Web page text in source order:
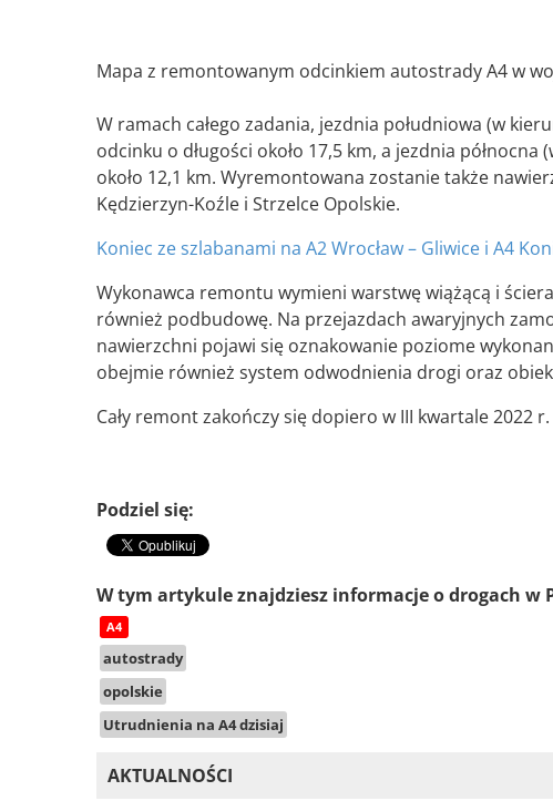
Mapa z remontowanym odcinkiem autostrady A4 w
W ramach całego zadania, jezdnia południowa (w
odcinku o długości około 17,5 km, a jezdnia
około 12,1 km. Wyremontowana zostanie także
Kędzierzyn-Koźle i Strzelce Opolskie.
Koniec ze szlabanami na A2 Wrocław – Gliwice i A4
Wykonawca remontu wymieni warstwę wiążącą i
również podbudowę. Na przejazdach awaryjnych
nawierzchni pojawi się oznakowanie poziome
obejmie również system odwodnienia drogi oraz
Cały remont zakończy się dopiero w III kwartale 2022 r.
Podziel się:
W tym artykule znajdziesz informacje o drogach w
A4
autostrady
opolskie
Utrudnienia na A4 dzisiaj
AKTUALNOŚCI